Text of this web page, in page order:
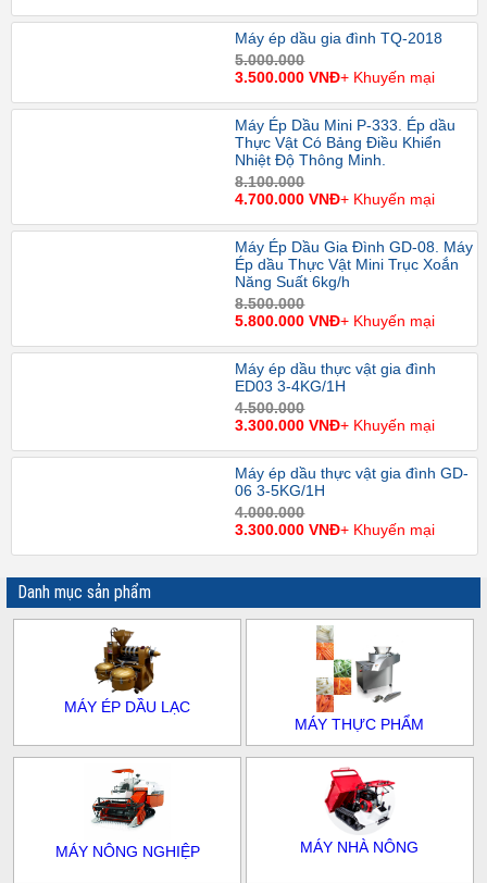
Máy ép dầu gia đình TQ-2018
5.000.000
3.500.000 VNĐ+ Khuyến mại
Máy Ép Dầu Mini P-333. Ép dầu
Thực Vật Có Bảng Điều Khiển
Nhiệt Độ Thông Minh.
8.100.000
4.700.000 VNĐ+ Khuyến mại
Máy Ép Dầu Gia Đình GD-08. Máy
Ép dầu Thực Vật Mini Trục Xoắn
Năng Suất 6kg/h
8.500.000
5.800.000 VNĐ+ Khuyến mại
Máy ép dầu thực vật gia đình
ED03 3-4KG/1H
4.500.000
3.300.000 VNĐ+ Khuyến mại
Máy ép dầu thực vật gia đình GD-
06 3-5KG/1H
4.000.000
3.300.000 VNĐ+ Khuyến mại
Danh mục sản phẩm
MÁY ÉP DẦU LẠC
MÁY THỰC PHẨM
MÁY NÔNG NGHIỆP MÁY NHÀ NÔNG